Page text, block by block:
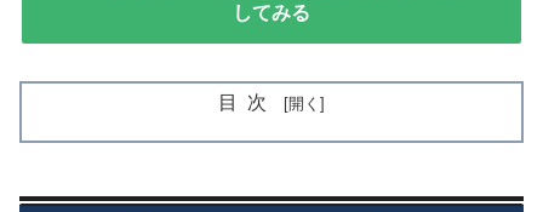
してみる
目次